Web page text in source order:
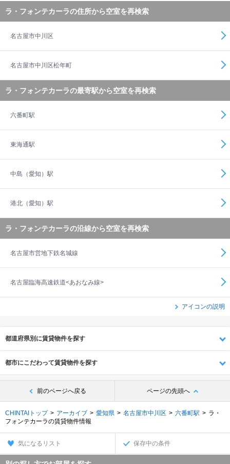
ラ・フォンテカーラの住所から空室を再検索
名古屋市中川区
名古屋市中川区松年町
ラ・フォンテカーラの最寄駅から空室を再検索
六番町駅
東海通駅
中島（愛知）駅
港北（愛知）駅
ラ・フォンテカーラの沿線から空室を再検索
名古屋市営地下鉄名城線
名古屋臨海高速鉄道<あおなみ線>
アイコンの説明
都道府県別に賃貸物件を探す
都市にこだわって賃貸物件を探す
前のページへ戻る ページの先頭へ
CHINTAIトップ アーカイブ 愛知県 名古屋市中川区 六番町駅
ラ・
フォンテカーラの賃貸物件情報
気になるリスト 保存中の条件